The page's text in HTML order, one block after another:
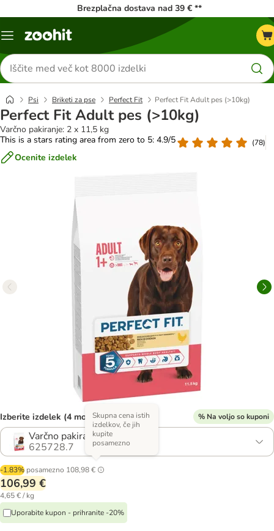
Brezplačna dostava nad 39 € **
Meni
Iskanje
izdelkov
Psi Briketi za pse Perfect Fit Perfect Fit Adult pes (>10kg)
Perfect Fit Adult pes (>10kg)
Varčno pakiranje: 2 x 11,5 kg
This is a stars rating area from zero to 5: 4.9/5
(78)
Ocenite izdelek
Izberite izdelek (4 možnosti) % Na voljo so kuponi
Varčno pakiranje: 2 x 11,5 kg
625728.7
-1.83% posamezno 108,98 €
Skupna cena istih
izdelkov, če jih
kupite
posamezno
106,99 €
4,65 € / kg
Uporabite kupon - prihranite -20%